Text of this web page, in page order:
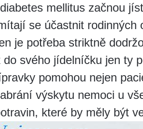
mellitus začnou
se účastnit rodinných
je potřeba striktně
do svého jídelníčku jen ty
pomohou nejen
výskytu nemoci u
které by měly být